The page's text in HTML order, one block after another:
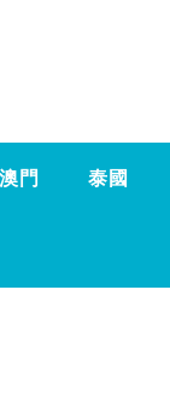
澳門 泰國